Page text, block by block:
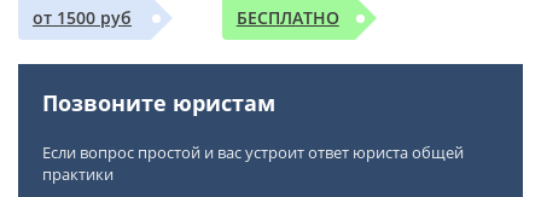
от 1500 руб БЕСПЛАТНО
Позвоните юристам
Если вопрос простой и вас устроит ответ юриста общей
практики